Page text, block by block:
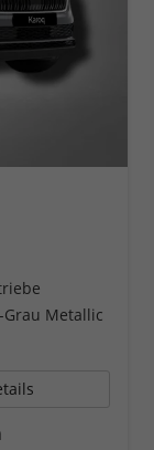
Metallic